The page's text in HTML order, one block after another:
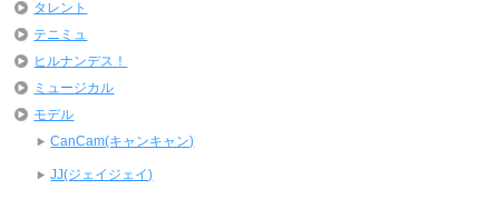
タレント
テニミュ
ヒルナンデス！
ミュージカル
モデル
CanCam(キャンキャン)
JJ(ジェイジェイ)